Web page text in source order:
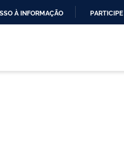
À INFORMAÇÃO PARTICIPE